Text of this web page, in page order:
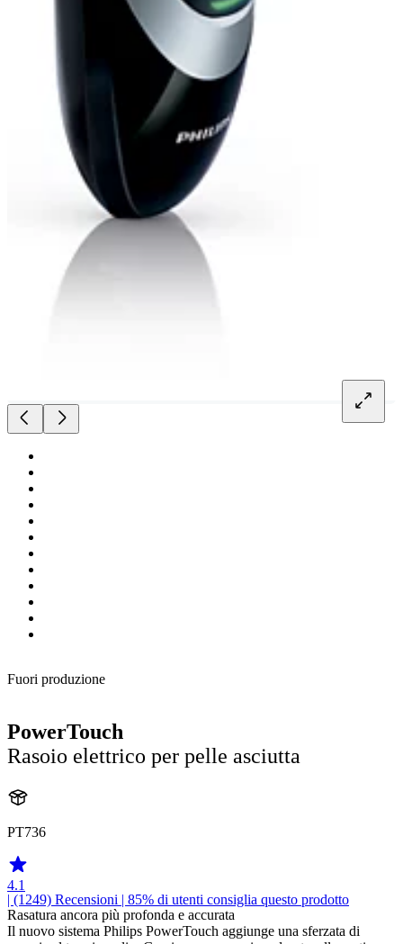
Fuori produzione
PowerTouch
Rasoio elettrico per pelle asciutta
PT736
4.1
| (1249) Recensioni | 85% di utenti consiglia questo prodotto
Rasatura ancora più profonda e accurata
Il nuovo sistema Philips PowerTouch aggiunge una sferzata di